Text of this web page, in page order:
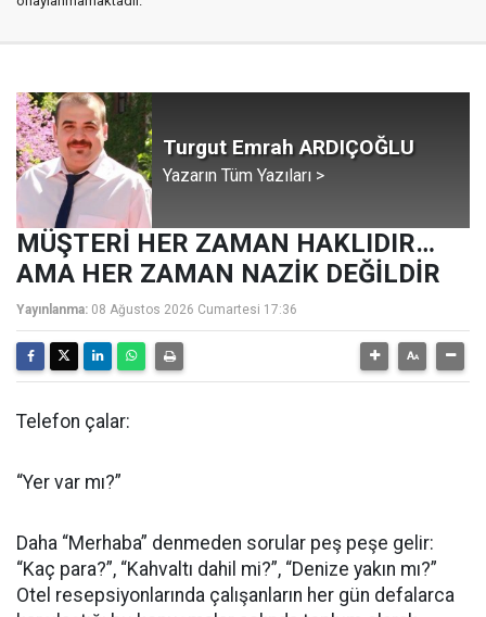
Turgut Emrah ARDIÇOĞLU
Yazarın Tüm Yazıları >
MÜŞTERİ HER ZAMAN HAKLIDIR…
AMA HER ZAMAN NAZİK DEĞİLDİR
Yayınlanma: 08 Ağustos 2026 Cumartesi 17:36
Telefon çalar:
“Yer var mı?”
Daha “Merhaba” denmeden sorular peş peşe gelir:
“Kaç para?”, “Kahvaltı dahil mi?”, “Denize yakın mı?”
Otel resepsiyonlarında çalışanların her gün defalarca